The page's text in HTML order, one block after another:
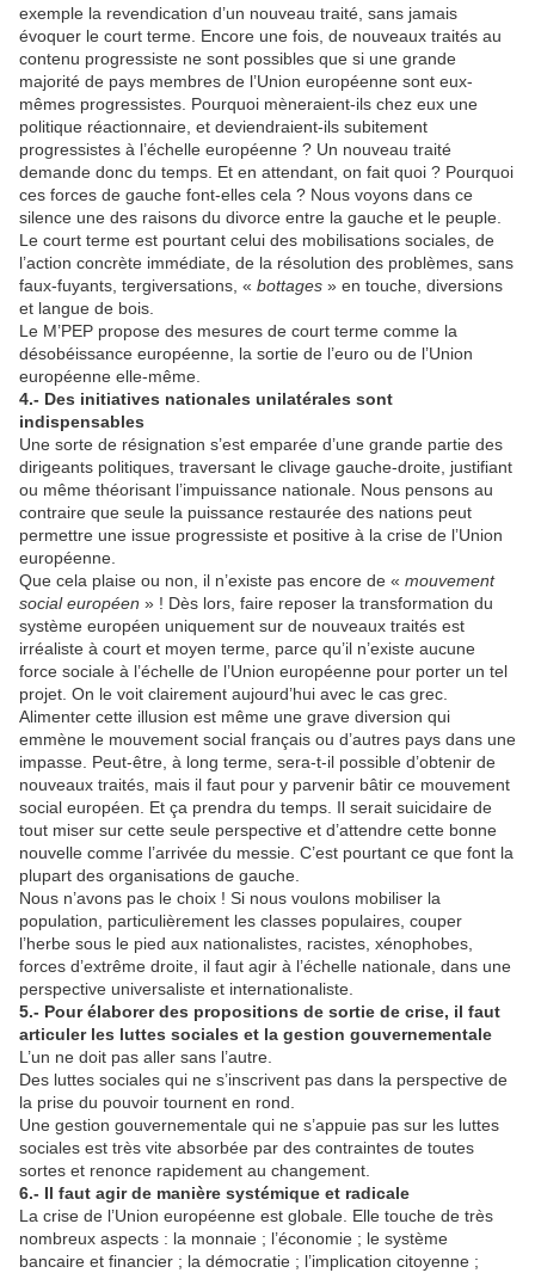
exemple la revendication d’un nouveau traité, sans jamais
évoquer le court terme. Encore une fois, de nouveaux traités au
contenu progressiste ne sont possibles que si une grande
majorité de pays membres de l’Union européenne sont eux-
mêmes progressistes. Pourquoi mèneraient-ils chez eux une
politique réactionnaire, et deviendraient-ils subitement
progressistes à l’échelle européenne ? Un nouveau traité
demande donc du temps. Et en attendant, on fait quoi ? Pourquoi
ces forces de gauche font-elles cela ? Nous voyons dans ce
silence une des raisons du divorce entre la gauche et le peuple.
Le court terme est pourtant celui des mobilisations sociales, de
l’action concrète immédiate, de la résolution des problèmes, sans
faux-fuyants, tergiversations, « bottages » en touche, diversions
et langue de bois.
Le M’PEP propose des mesures de court terme comme la
désobéissance européenne, la sortie de l’euro ou de l’Union
européenne elle-même.
4.- Des initiatives nationales unilatérales sont
indispensables
Une sorte de résignation s’est emparée d’une grande partie des
dirigeants politiques, traversant le clivage gauche-droite, justifiant
ou même théorisant l’impuissance nationale. Nous pensons au
contraire que seule la puissance restaurée des nations peut
permettre une issue progressiste et positive à la crise de l’Union
européenne.
Que cela plaise ou non, il n’existe pas encore de « mouvement
social européen » ! Dès lors, faire reposer la transformation du
système européen uniquement sur de nouveaux traités est
irréaliste à court et moyen terme, parce qu’il n’existe aucune
force sociale à l’échelle de l’Union européenne pour porter un tel
projet. On le voit clairement aujourd’hui avec le cas grec.
Alimenter cette illusion est même une grave diversion qui
emmène le mouvement social français ou d’autres pays dans une
impasse. Peut-être, à long terme, sera-t-il possible d’obtenir de
nouveaux traités, mais il faut pour y parvenir bâtir ce mouvement
social européen. Et ça prendra du temps. Il serait suicidaire de
tout miser sur cette seule perspective et d’attendre cette bonne
nouvelle comme l’arrivée du messie. C’est pourtant ce que font la
plupart des organisations de gauche.
Nous n’avons pas le choix ! Si nous voulons mobiliser la
population, particulièrement les classes populaires, couper
l’herbe sous le pied aux nationalistes, racistes, xénophobes,
forces d’extrême droite, il faut agir à l’échelle nationale, dans une
perspective universaliste et internationaliste.
5.- Pour élaborer des propositions de sortie de crise, il faut
articuler les luttes sociales et la gestion gouvernementale
L’un ne doit pas aller sans l’autre.
Des luttes sociales qui ne s’inscrivent pas dans la perspective de
la prise du pouvoir tournent en rond.
Une gestion gouvernementale qui ne s’appuie pas sur les luttes
sociales est très vite absorbée par des contraintes de toutes
sortes et renonce rapidement au changement.
6.- Il faut agir de manière systémique et radicale
La crise de l’Union européenne est globale. Elle touche de très
nombreux aspects : la monnaie ; l’économie ; le système
bancaire et financier ; la démocratie ; l’implication citoyenne ;